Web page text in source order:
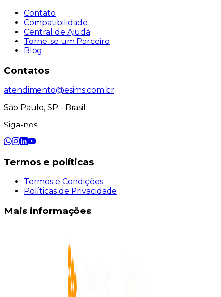
Contato
Compatibilidade
Central de Ajuda
Torne-se um Parceiro
Blog
Contatos
atendimento@esims.com.br
São Paulo, SP - Brasil
Siga-nos
Termos e políticas
Termos e Condições
Políticas de Privacidade
Mais informações